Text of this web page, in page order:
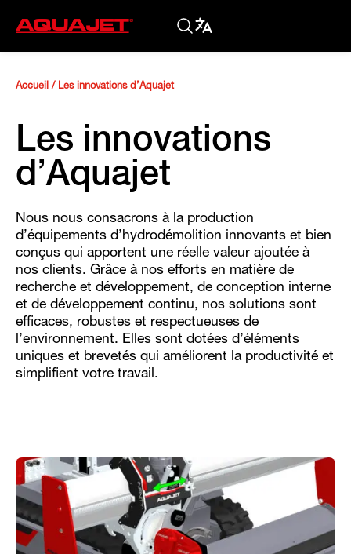
Accueil / Les innovations d’Aquajet
Les innovations
d’Aquajet
Nous nous consacrons à la production
d’équipements d’hydrodémolition innovants et bien
conçus qui apportent une réelle valeur ajoutée à
nos clients. Grâce à nos efforts en matière de
recherche et développement, de conception interne
et de développement continu, nos solutions sont
efficaces, robustes et respectueuses de
l’environnement. Elles sont dotées d’éléments
uniques et brevetés qui améliorent la productivité et
simplifient votre travail.